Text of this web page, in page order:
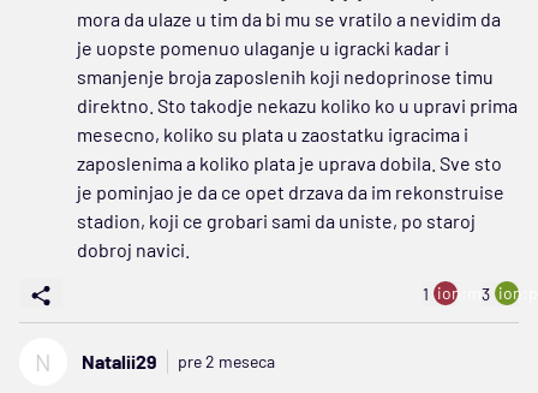
mora da ulaze u tim da bi mu se vratilo a nevidim da
je uopste pomenuo ulaganje u igracki kadar i
smanjenje broja zaposlenih koji nedoprinose timu
direktno. Sto takodje nekazu koliko ko u upravi prima
mesecno, koliko su plata u zaostatku igracima i
zaposlenima a koliko plata je uprava dobila. Sve sto
je pominjao je da ce opet drzava da im rekonstruise
stadion, koji ce grobari sami da uniste, po staroj
dobroj navici.
1 ion:minus
3
N Natalii29 pre 2 meseca